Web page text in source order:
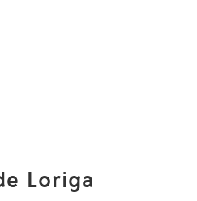
Loriga